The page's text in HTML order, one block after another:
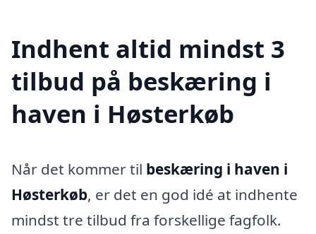
Indhent altid mindst 3
tilbud på beskæring i
haven i Høsterkøb
Når det kommer til beskæring i haven i
Høsterkøb, er det en god idé at indhente
mindst tre tilbud fra forskellige fagfolk.